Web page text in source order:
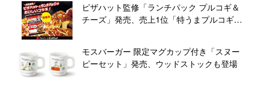
ピザハット監修「ランチパック プルコギ＆
チーズ」発売、売上1位「特うまプルコギ」
モスバーガー 限定マグカップ付き「スヌー
ピーセット」発売、ウッドストックも登場